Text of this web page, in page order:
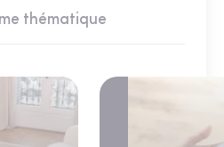
thématique